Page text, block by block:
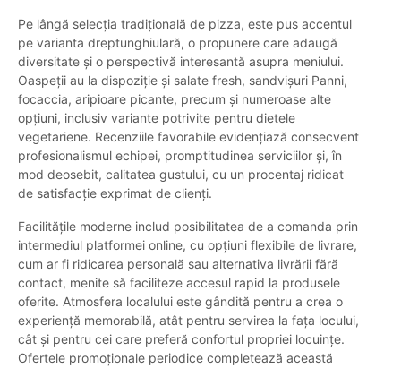
Pe lângă selecția tradițională de pizza, este pus accentul
pe varianta dreptunghiulară, o propunere care adaugă
diversitate și o perspectivă interesantă asupra meniului.
Oaspeții au la dispoziție și salate fresh, sandvișuri Panni,
focaccia, aripioare picante, precum și numeroase alte
opțiuni, inclusiv variante potrivite pentru dietele
vegetariene. Recenziile favorabile evidențiază consecvent
profesionalismul echipei, promptitudinea serviciilor și, în
mod deosebit, calitatea gustului, cu un procentaj ridicat
de satisfacție exprimat de clienți.
Facilitățile moderne includ posibilitatea de a comanda prin
intermediul platformei online, cu opțiuni flexibile de livrare,
cum ar fi ridicarea personală sau alternativa livrării fără
contact, menite să faciliteze accesul rapid la produsele
oferite. Atmosfera localului este gândită pentru a crea o
experiență memorabilă, atât pentru servirea la fața locului,
cât și pentru cei care preferă confortul propriei locuințe.
Ofertele promoționale periodice completează această